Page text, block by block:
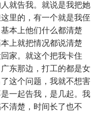
就告我。就说是我把她
里的，有一个就是我侄
本上他们什么都清楚
上就把情况都说清楚
家。就这个把我卡住
东那边，打工的都是女
这个问题，我就不想害
一起告我，是几起。我
清楚，时间长了也不